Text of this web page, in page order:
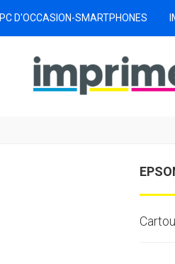
PC D'OCCASION-SMARTPHONES